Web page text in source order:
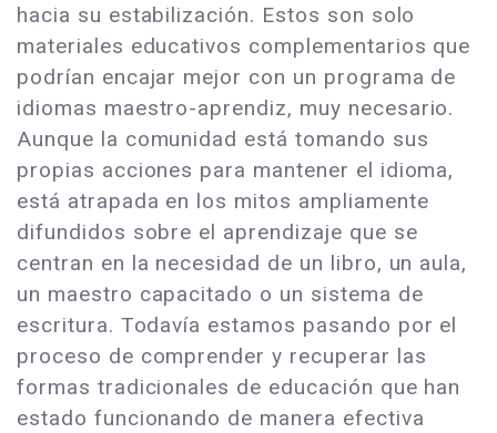
hacia su estabilización. Estos son solo
materiales educativos complementarios que
podrían encajar mejor con un programa de
idiomas maestro-aprendiz, muy necesario.
Aunque la comunidad está tomando sus
propias acciones para mantener el idioma,
está atrapada en los mitos ampliamente
difundidos sobre el aprendizaje que se
centran en la necesidad de un libro, un aula,
un maestro capacitado o un sistema de
escritura. Todavía estamos pasando por el
proceso de comprender y recuperar las
formas tradicionales de educación que han
estado funcionando de manera efectiva